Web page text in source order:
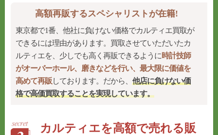
高額再販するスペシャリストが在籍!
東京都で1番、他社に負けない価格でカルティエ買取が
できるには理由があります。買取させていただいたカ
ルティエを、少しでも高く再販できるように時計技師
がオーバーホール、磨きなどを行い、最大限に価値を
高めて再販しております。だから、他店に負けない価
格で高価買取することを実現しています。
カルティエを高額で売れる販